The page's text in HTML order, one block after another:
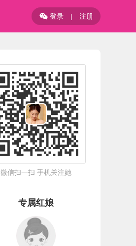
登录 | 注册
微信扫一扫 手机关注她
专属红娘